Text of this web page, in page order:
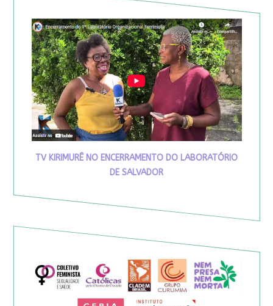
TV KIRIMURÊ NO ENCERRAMENTO DO LABORATÓRIO
DE SALVADOR